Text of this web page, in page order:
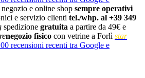
negozio e online shop sempre operativi
e servizio clienti tel./whp. al +39 349
spedizione gratuita a partire da 49€ e
negozio fisico con vetrine a Forlì star
recensioni recenti tra Google e